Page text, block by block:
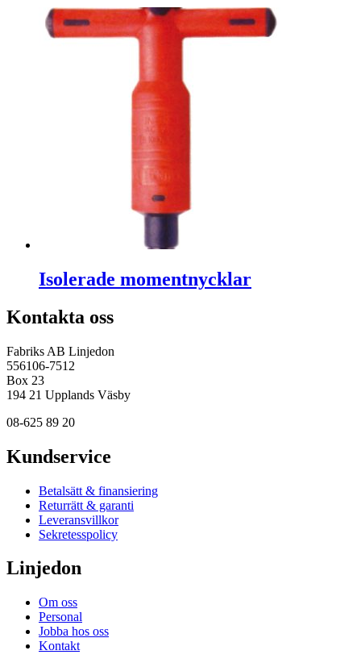
Isolerade momentnycklar
Kontakta oss
Fabriks AB Linjedon
556106-7512
Box 23
194 21 Upplands Väsby
08-625 89 20
Kundservice
Betalsätt & finansiering
Returrätt & garanti
Leveransvillkor
Sekretesspolicy
Linjedon
Om oss
Personal
Jobba hos oss
Kontakt